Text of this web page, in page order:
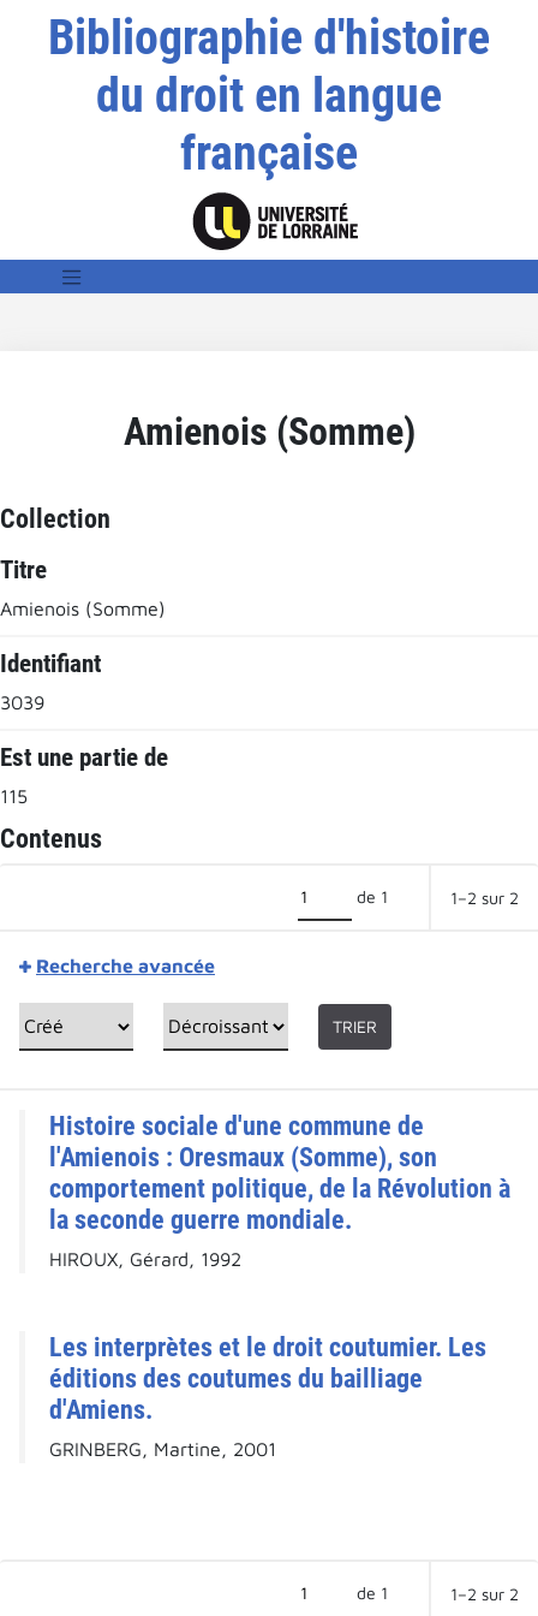
Bibliographie d'histoire
du droit en langue
française
Amienois (Somme)
Collection
Titre
Amienois (Somme)
Identifiant
3039
Est une partie de
115
Contenus
de 1 1–2 sur 2
Recherche avancée
TRIER
Histoire sociale d'une commune de
l'Amienois : Oresmaux (Somme), son
comportement politique, de la Révolution à
la seconde guerre mondiale.
HIROUX, Gérard, 1992
Les interprètes et le droit coutumier. Les
éditions des coutumes du bailliage
d'Amiens.
GRINBERG, Martine, 2001
de 1 1–2 sur 2